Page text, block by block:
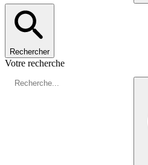
Rechercher
Votre recherche